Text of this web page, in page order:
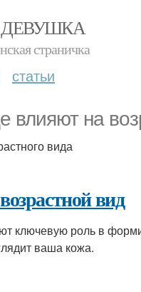
страничка
статьи
влияют на
вида
вид
ключевую роль в
ваша кожа.